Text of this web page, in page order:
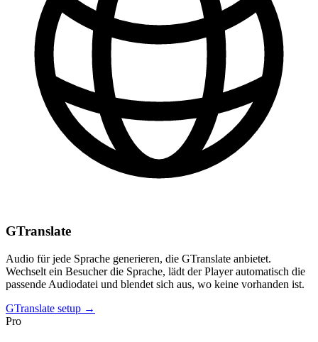
GTranslate
Audio für jede Sprache generieren, die GTranslate anbietet.
Wechselt ein Besucher die Sprache, lädt der Player automatisch die
passende Audiodatei und blendet sich aus, wo keine vorhanden ist.
GTranslate setup →
Pro